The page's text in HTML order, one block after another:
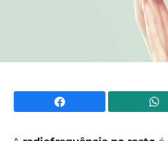
Facebook